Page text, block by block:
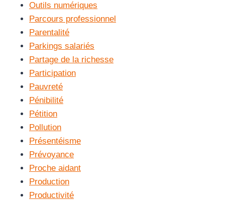
Outils numériques
Parcours professionnel
Parentalité
Parkings salariés
Partage de la richesse
Participation
Pauvreté
Pénibilité
Pétition
Pollution
Présentéisme
Prévoyance
Proche aidant
Production
Productivité